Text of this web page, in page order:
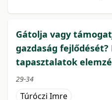
Gátolja vagy
gazdaság
tapasztalatok
29-34
Túróczi Imre